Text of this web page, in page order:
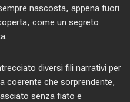
nascosta, appena fuori
come un segreto
diversi fili narrativi per
coerente che sorprendente,
senza fiato e